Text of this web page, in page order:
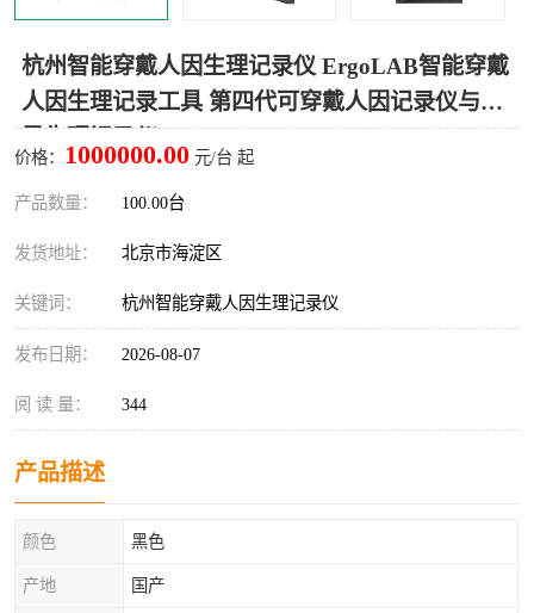
杭州智能穿戴人因生理记录仪 ErgoLAB智能穿戴
人因生理记录工具 第四代可穿戴人因记录仪与多
价格： 1000000.00 元/台 起
产品数量： 100.00台
发货地址： 北京市海淀区
关键词： 杭州智能穿戴人因生理记录仪
发布日期： 2026-08-07
阅 读 量： 344
产品描述
颜色 黑色
产地 国产